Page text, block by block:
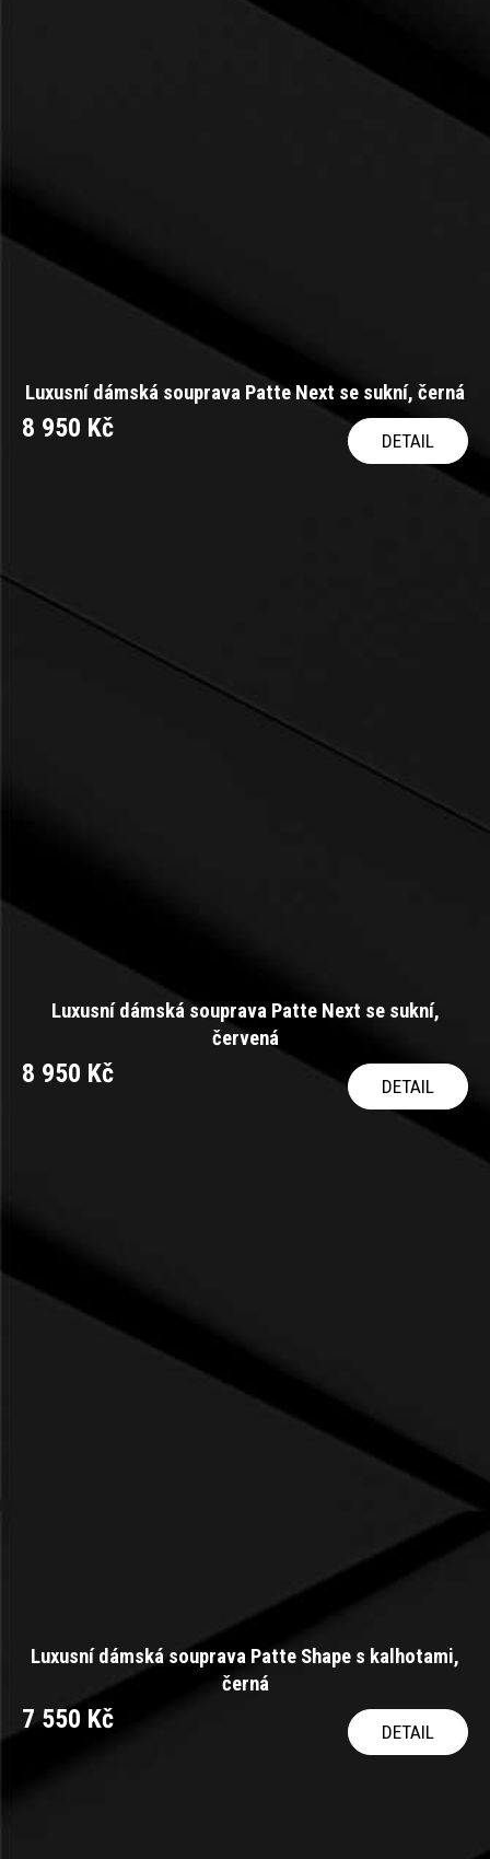
Luxusní dámská souprava Patte Next se sukní, černá
8 950 Kč DETAIL
Luxusní dámská souprava Patte Next se sukní,
červená
8 950 Kč DETAIL
Luxusní dámská souprava Patte Shape s kalhotami,
černá
7 550 Kč DETAIL